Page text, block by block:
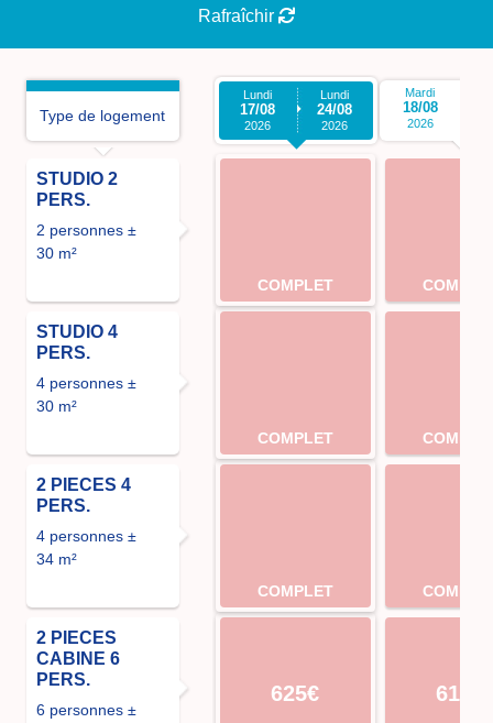
Rafraîchir
Type de logement
STUDIO 2
PERS.
2 personnes ±
30 m²
STUDIO 4
PERS.
4 personnes ±
30 m²
2 PIECES 4
PERS.
4 personnes ±
34 m²
2 PIECES
CABINE 6
PERS.
6 personnes ±
Lundi
17/08
2026
Lundi
24/08
2026
COMPLET
COMPLET
COMPLET
625€
Mardi
18/08
2026
612€